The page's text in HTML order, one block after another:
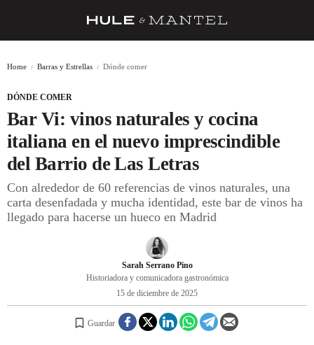
BARRAS Y ESTRELLAS
DÓNDE COMER
ÍDOLOS DE MESAS
CUADERNO DE VIAJE
Home Barras y Estrellas Dónde comer
DÓNDE COMER
Bar Vi: vinos naturales y cocina
italiana en el nuevo imprescindible
del Barrio de Las Letras
Con alrededor de 60 referencias de vinos naturales, una
carta desenfadada y mucha identidad, este bar de vinos ha
llegado para hacerse un hueco en Madrid
Sarah Serrano Pino
Historiadora y comunicadora gastronómica
15 de diciembre de 2025
Guardar